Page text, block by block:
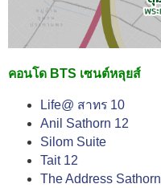
คอนโด BTS เซนต์หลุยส์
Life@ สาทร 10
Anil Sathorn 12
Silom Suite
Tait 12
The Address Sathorn